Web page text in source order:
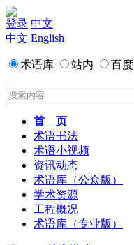
登录 中文
中文 English
术语库 站内 百度
首 页
术语书法
术语小视频
资讯动态
术语库（公众版）
学术资源
工程概况
术语库（专业版）